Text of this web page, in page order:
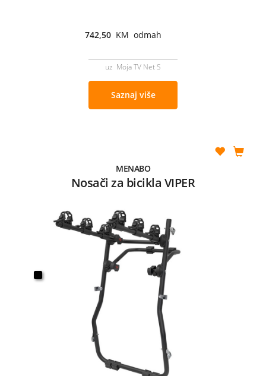
742,50 KM odmah
uz Moja TV Net S
Saznaj više
MENABO
Nosači za bicikla VIPER